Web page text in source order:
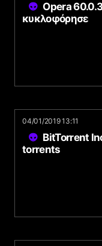
Opera
κυκλοφόρησε
04/01/2019 13:11
BitTorrent
torrents